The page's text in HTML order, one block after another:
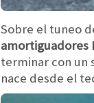
Sobre el tuneo
amortiguadores
terminar con un
nace desde el